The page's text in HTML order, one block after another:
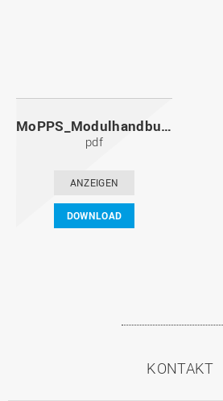
MoPPS_Modulhandbuch_20091201.pdf
pdf
ANZEIGEN
DOWNLOAD
KONTAKT